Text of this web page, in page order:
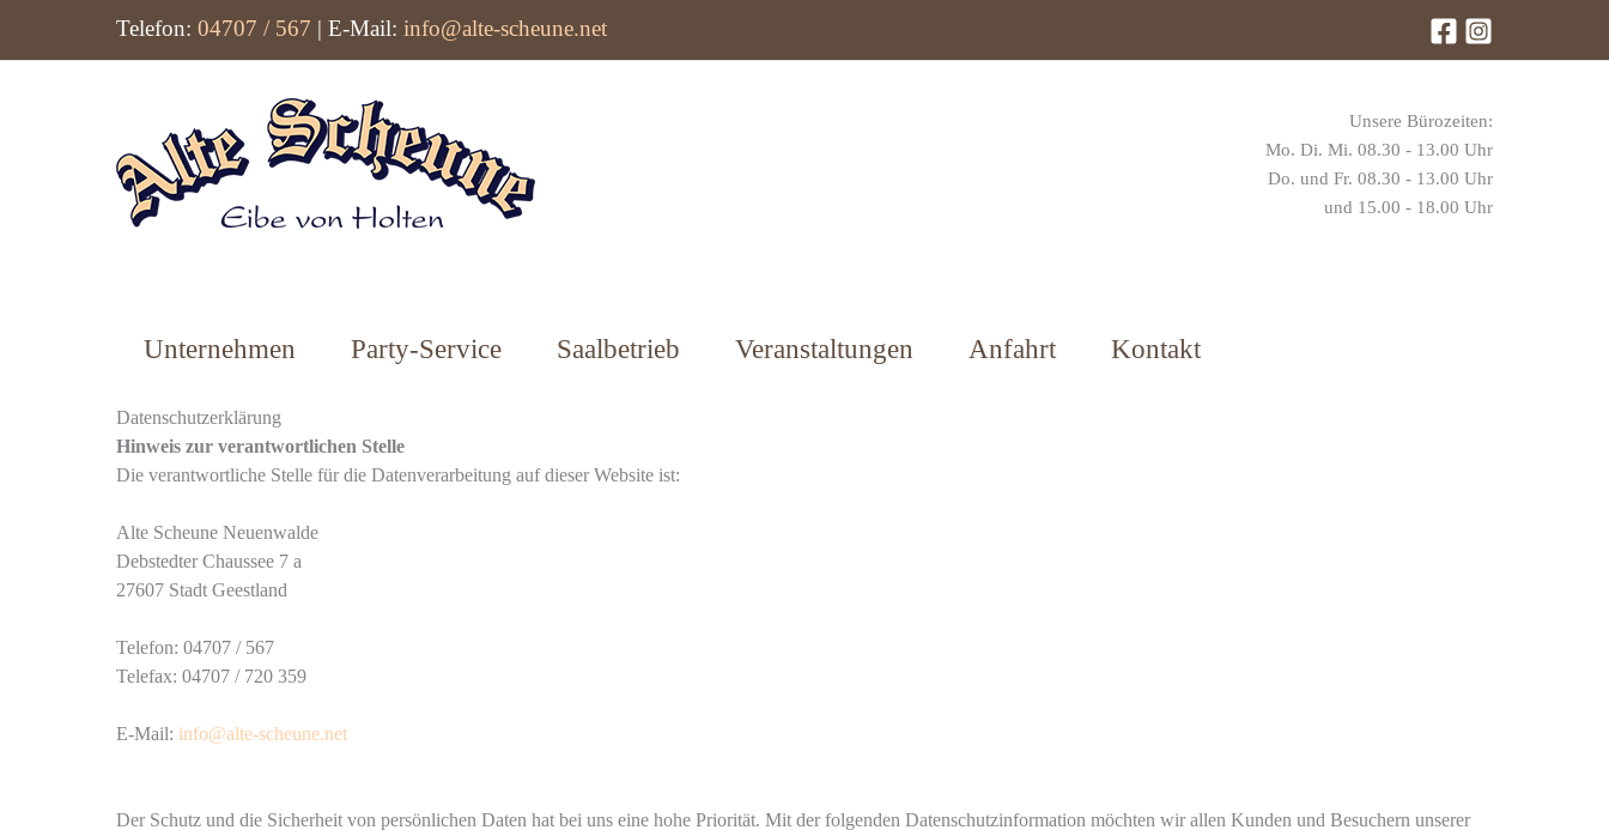
Telefon: 04707 / 567 | E-Mail: info@alte-scheune.net
Unsere Bürozeiten:
Mo. Di. Mi. 08.30 - 13.00 Uhr
Do. und Fr. 08.30 - 13.00 Uhr
und 15.00 - 18.00 Uhr
Unternehmen Party-Service Saalbetrieb Veranstaltungen Anfahrt Kontakt
Datenschutzerklärung
Hinweis zur verantwortlichen Stelle
Die verantwortliche Stelle für die Datenverarbeitung auf dieser Website ist:
Alte Scheune Neuenwalde
Debstedter Chaussee 7 a
27607 Stadt Geestland
Telefon: 04707 / 567
Telefax: 04707 / 720 359
E-Mail: info@alte-scheune.net
Der Schutz und die Sicherheit von persönlichen Daten hat bei uns eine hohe Priorität. Mit der folgenden Datenschutzinformation möchten wir allen Kunden und Besuchern unserer